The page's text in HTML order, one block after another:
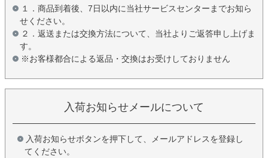
１．商品到着後、7日以内に当社サービスセンターまでお知ら
せください。
２．返送または交換方法について、当社よりご返答申し上げま
す。
※お客様都合による返品・交換はお受けしておりません
入荷お知らせメールについて
入荷お知らせボタンを押下して、メールアドレスを登録し
てください。